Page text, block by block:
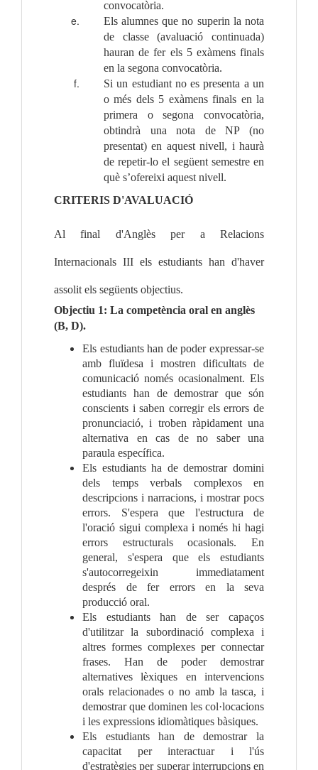
convocatòria.
Els alumnes que no superin la nota
de classe (avaluació continuada)
hauran de fer els 5 exàmens finals
en la segona convocatòria.
Si un estudiant no es presenta a un
o més dels 5 exàmens finals en la
primera o segona convocatòria,
obtindrà una nota de NP (no
presentat) en aquest nivell, i haurà
de repetir-lo el següent semestre en
què s’ofereixi aquest nivell.
CRITERIS D'AVALUACIÓ
Al final d'Anglès per a Relacions
Internacionals III els estudiants han d'haver
assolit els següents objectius.
Objectiu 1: La competència oral en anglès
(B, D).
Els estudiants han de poder expressar-se
amb fluïdesa i mostren dificultats de
comunicació només ocasionalment. Els
estudiants han de demostrar que són
conscients i saben corregir els errors de
pronunciació, i troben ràpidament una
alternativa en cas de no saber una
paraula específica.
Els estudiants ha de demostrar domini
dels temps verbals complexos en
descripcions i narracions, i mostrar pocs
errors. S'espera que l'estructura de
l'oració sigui complexa i només hi hagi
errors estructurals ocasionals. En
general, s'espera que els estudiants
s'autocorregeixin immediatament
després de fer errors en la seva
producció oral.
Els estudiants han de ser capaços
d'utilitzar la subordinació complexa i
altres formes complexes per connectar
frases. Han de poder demostrar
alternatives lèxiques en intervencions
orals relacionades o no amb la tasca, i
demostrar que dominen les col·locacions
i les expressions idiomàtiques bàsiques.
Els estudiants han de demostrar la
capacitat per interactuar i l'ús
d'estratègies per superar interrupcions en